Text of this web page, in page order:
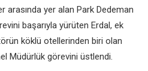
arasında yer alan Park Dedeman
başarıyla yürüten Erdal, ek
köklü otellerinden biri olan
Müdürlük görevini üstlendi.